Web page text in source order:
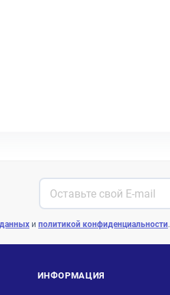
и политикой конфиденциальности.
ИНФОРМАЦИЯ